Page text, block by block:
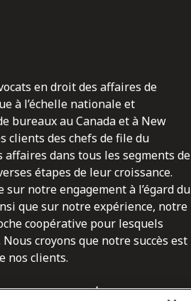
en droit des affaires de
à l’échelle nationale et
bureaux au Canada et à New
clients des chefs de file du
affaires dans tous les segments de
étapes de leur croissance.
notre engagement à l’égard du
que sur notre expérience, notre
coopérative pour lesquels
croyons que notre succès est
nos clients.
personnels